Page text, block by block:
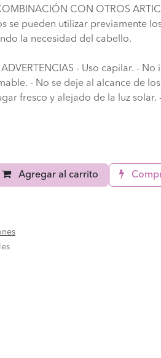
CON OTROS
se pueden utilizar previamente
la necesidad del cabello.
ADVERTENCIAS - Uso capilar. -
- No se deje al alcance de
fresco y alejado de la luz solar.
Agregar al carrito